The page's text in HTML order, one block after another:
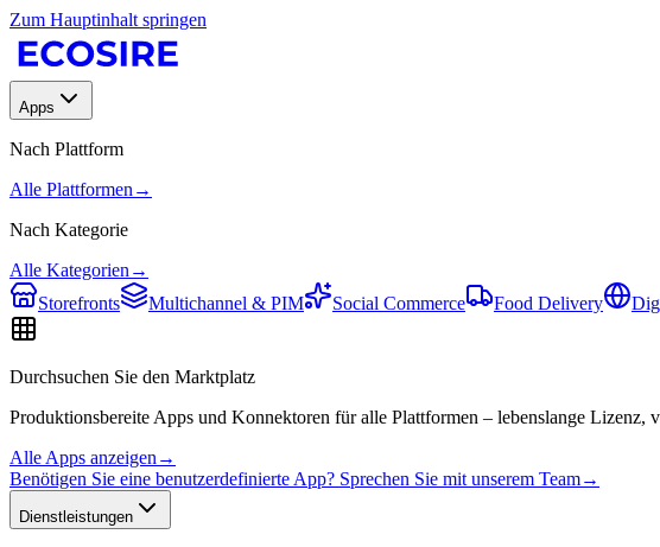
Zum Hauptinhalt springen
Apps
Nach Plattform
Alle Plattformen →
Nach Kategorie
Alle Kategorien →
Storefronts
Multichannel & PIM Social Commerce Food Delivery
Durchsuchen Sie den Marktplatz
Produktionsbereite Apps und Konnektoren für alle Plattformen – lebenslange Lizenz,
Alle Apps anzeigen →
Benötigen Sie eine benutzerdefinierte App? Sprechen Sie mit unserem Team→
Dienstleistungen